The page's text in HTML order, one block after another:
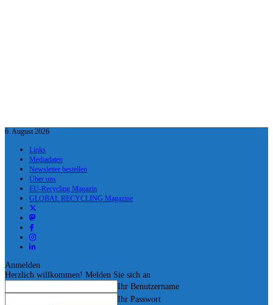
6. August 2026
Links
Mediadaten
Newsletter bestellen
Über uns
EU-Recycling Magazin
GLOBAL RECYCLING Magazine
Anmelden
Herzlich willkommen! Melden Sie sich an
Ihr Benutzername
Ihr Passwort